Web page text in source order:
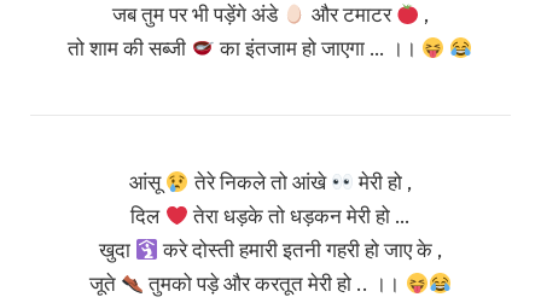
जब तुम पर भी पड़ेंगे अंडे
और टमाटर
,
तो शाम की सब्जी
का इंतजाम हो जाएगा … ।।
आंसू तेरे निकले तो आंखे
मेरी हो ,
दिल
तेरा धड़के तो धड़कन मेरी हो …
खुदा
करे दोस्ती हमारी इतनी गहरी हो जाए के ,
जूते
तुमको पड़े और करतूत मेरी हो .. ।।